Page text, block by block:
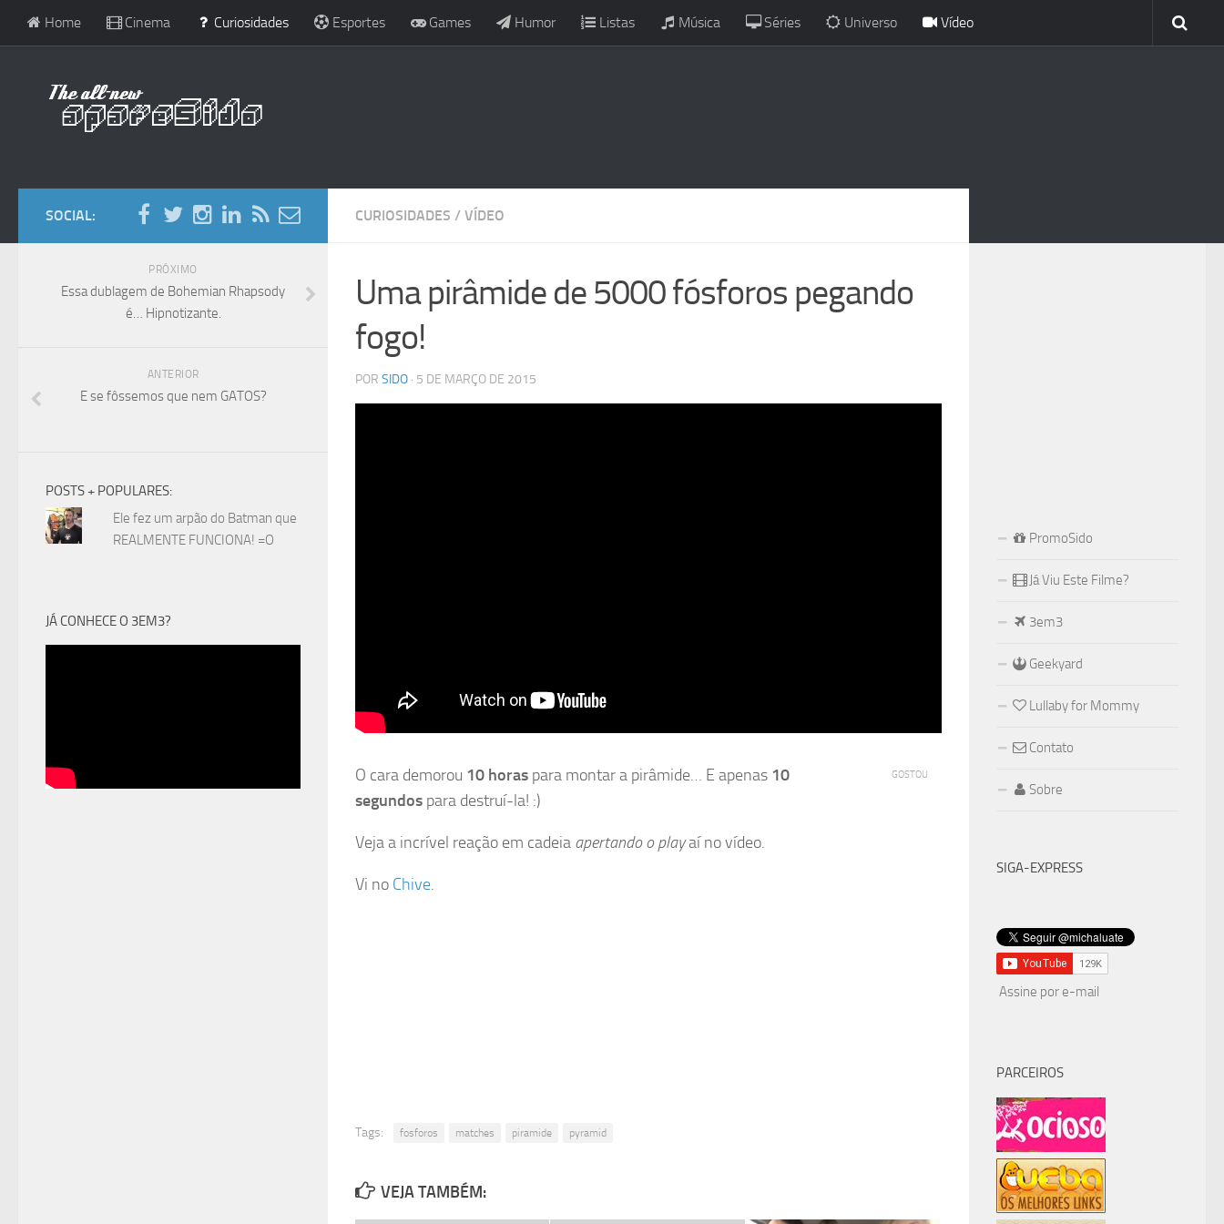
Home Cinema Curiosidades Esportes Games Humor Listas Música Séries Universo Vídeo
CURIOSIDADES / VÍDEO
Uma pirâmide de 5000 fósforos pegando
fogo!
POR SIDO · 5 DE MARÇO DE 2015
O cara demorou 10 horas para montar a pirâmide… E apenas 10
segundos para destruí-la! :)
Veja a incrível reação em cadeia apertando o playaí no vídeo.
Vi no Chive.
GOSTOU
Tags: fosforos matches piramide pyramid
VEJA TAMBÉM:
SOCIAL:
PRÓXIMO
Essa dublagem de Bohemian Rhapsody
é… Hipnotizante.
ANTERIOR
E se fôssemos que nem GATOS?
POSTS + POPULARES:
Ele fez um arpão do Batman que
REALMENTE FUNCIONA! =O
JÁ CONHECE O 3EM3?
PromoSido
Já Viu Este Filme?
3em3
Geekyard
Lullaby for Mommy
Contato
Sobre
SIGA-EXPRESS
Assine por e-mail
PARCEIROS